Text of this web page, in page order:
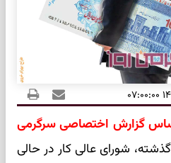
گزارش اختصاصی سرگرمی
شورای عالی کار در حالی